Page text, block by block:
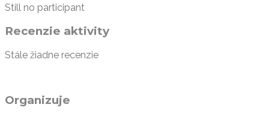
Still no participant
Recenzie aktivity
Stále žiadne recenzie
Organizuje